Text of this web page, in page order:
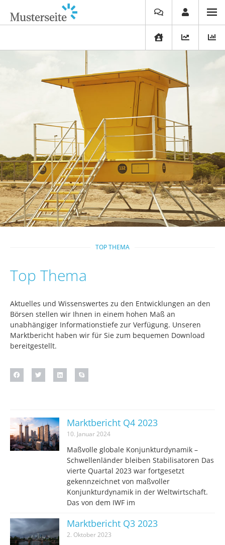
TOP THEMA
Top Thema
Aktuelles und Wissenswertes zu den Entwicklungen an den
Börsen stellen wir Ihnen in einem hohen Maß an
unabhängiger Informationstiefe zur Verfügung. Unseren
Marktbericht haben wir für Sie zum bequemen Download
bereitgestellt.
Marktbericht Q4 2023
10. Januar 2024
Maßvolle globale Konjunkturdynamik –
Schwellenländer bleiben Stabilisatoren Das
vierte Quartal 2023 war fortgesetzt
gekennzeichnet von maßvoller
Konjunkturdynamik in der Weltwirtschaft.
Das von dem IWF im
Marktbericht Q3 2023
2. Oktober 2023